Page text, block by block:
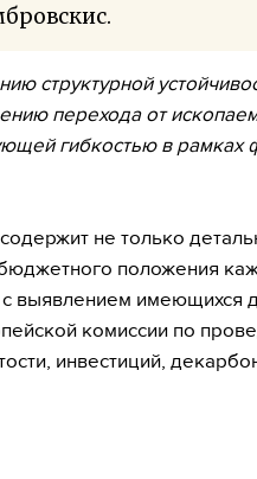
структурной
перехода от
гибкостью в рамках
не только
положения
выявлением имеющихся
комиссии по
инвестиций,